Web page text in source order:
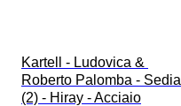
Kartell - Ludovica &
Roberto Palomba - Sedia
(2) - Hiray - Acciaio